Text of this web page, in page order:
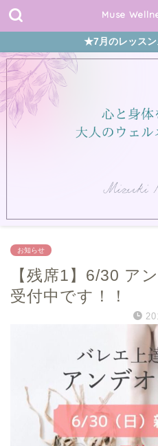
Muse
★7月のレッス
お知らせ
【残席1】6/30 ア
受付中です！！